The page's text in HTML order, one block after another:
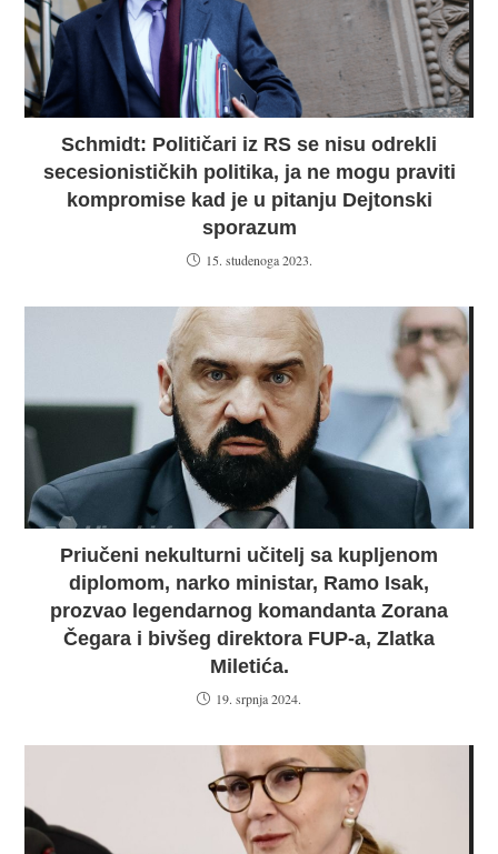
Schmidt: Političari iz RS se nisu odrekli
secesionističkih politika, ja ne mogu praviti
kompromise kad je u pitanju Dejtonski
sporazum
15. studenoga 2023.
Priučeni nekulturni učitelj sa kupljenom
diplomom, narko ministar, Ramo Isak,
prozvao legendarnog komandanta Zorana
Čegara i bivšeg direktora FUP-a, Zlatka
Miletića.
19. srpnja 2024.